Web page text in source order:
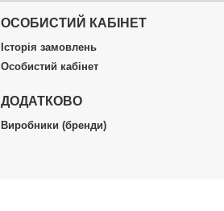
ОСОБИСТИЙ КАБІНЕТ
Історія замовлень
Особистий кабінет
ДОДАТКОВО
Виробники (бренди)